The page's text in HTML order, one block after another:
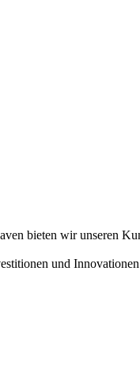
bieten wir unseren
und